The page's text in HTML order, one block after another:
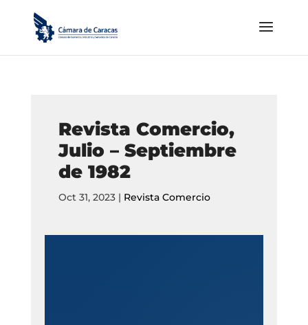
Revista Comercio,
Julio – Septiembre
de 1982
Oct 31, 2023| Revista Comercio